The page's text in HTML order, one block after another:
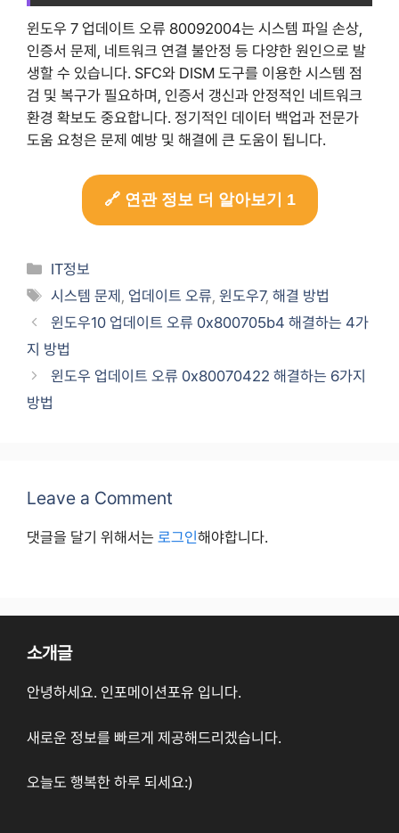
윈도우 7 업데이트 오류 80092004는 시스템 파일 손상,
인증서 문제, 네트워크 연결 불안정 등 다양한 원인으로 발
생할 수 있습니다. SFC와 DISM 도구를 이용한 시스템 점
검 및 복구가 필요하며, 인증서 갱신과 안정적인 네트워크
환경 확보도 중요합니다. 정기적인 데이터 백업과 전문가
도움 요청은 문제 예방 및 해결에 큰 도움이 됩니다.
🔗 연관 정보 더 알아보기 1
Categories
IT정보
Tags
시스템 문제 ,업데이트 오류 ,윈도우7,해결 방법
윈도우10 업데이트 오류 0x800705b4 해결하는 4가
지 방법
윈도우 업데이트 오류 0x80070422 해결하는 6가지
방법
Leave a Comment
댓글을 달기 위해서는 로그인해야합니다.
소개글
안녕하세요. 인포메이션포유 입니다.
새로운 정보를 빠르게 제공해드리겠습니다.
오늘도 행복한 하루 되세요:)